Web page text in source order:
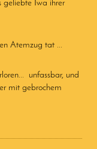
geliebte Iwa ihrer
Atemzug tat ...
unfassbar, und
mit gebrochem